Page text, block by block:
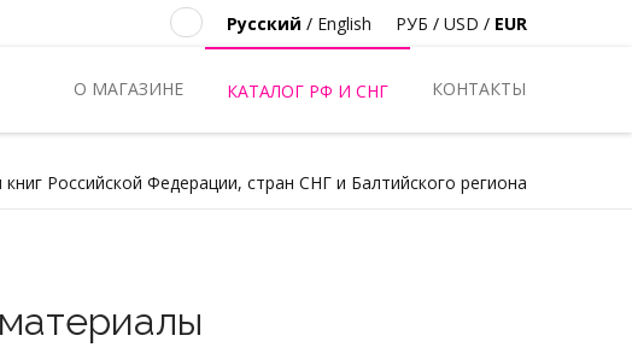
РУБ / USD / EUR
Русский / English
О МАГАЗИНЕ КАТАЛОГ РФ И СНГ КОНТАКТЫ
Российской Федерации, стран СНГ и Балтийского региона